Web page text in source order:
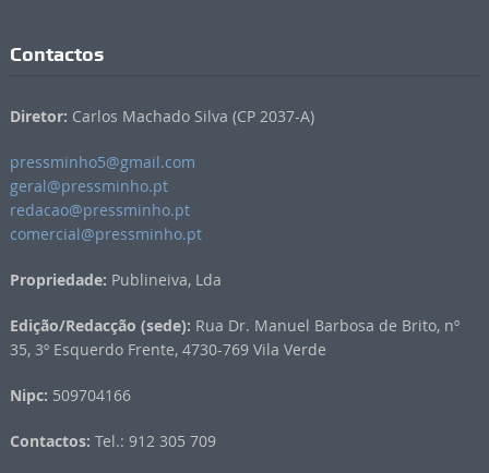
Contactos
Diretor: Carlos Machado Silva (CP 2037-A)
pressminho5@gmail.com
geral@pressminho.pt
redacao@pressminho.pt
comercial@pressminho.pt
Propriedade: Publineiva, Lda
Edição/Redacção (sede): Rua Dr. Manuel Barbosa de Brito, nº
35, 3º Esquerdo Frente, 4730-769 Vila Verde
Nipc: 509704166
Contactos: Tel.: 912 305 709